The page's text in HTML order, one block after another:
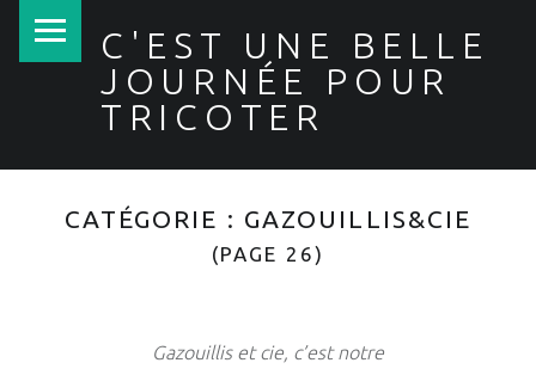
C'EST UNE BELLE
JOURNÉE POUR
TRICOTER
CATÉGORIE : GAZOUILLIS&CIE
(PAGE 26)
Gazouillis et cie, c’est notre